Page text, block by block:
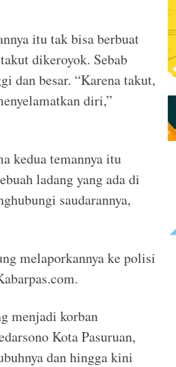
itu tak bisa berbuat
dikeroyok. Sebab
dan besar. “Karena takut,
diri,”
kedua temannya itu
ladang yang ada di
saudarannya,
melaporkannya ke polisi
menjadi korban
Kota Pasuruan,
dan hingga kini